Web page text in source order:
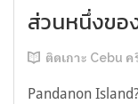
ส่วนหนึ่งขอ
ติดเกาะ Cebu ค
Pandanon